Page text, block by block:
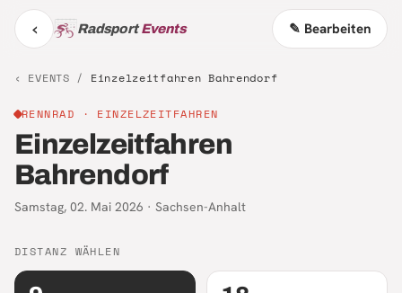
‹ RadsportEvents ✎ Bearbeiten
‹ EVENTS / Einzelzeitfahren Bahrendorf
RENNRAD · EINZELZEITFAHREN
Einzelzeitfahren
Bahrendorf
Samstag, 02. Mai 2026 · Sachsen-Anhalt
DISTANZ WÄHLEN